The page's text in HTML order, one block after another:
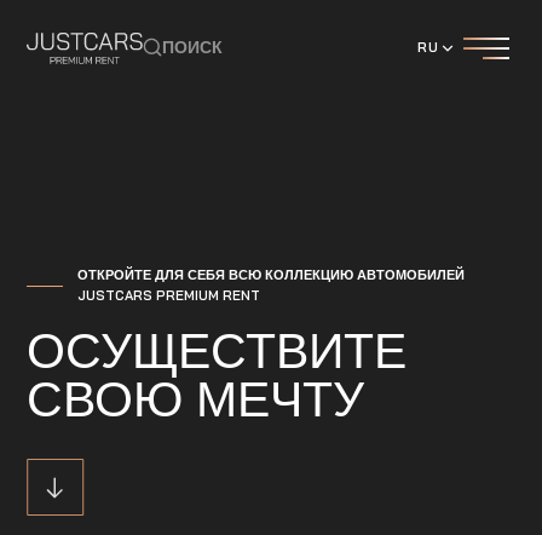
ПОИСК RU
ОТКРОЙТЕ ДЛЯ СЕБЯ ВСЮ КОЛЛЕКЦИЮ АВТОМОБИЛЕЙ
JUSTCARS PREMIUM RENT
ОСУЩЕСТВИТЕ
СВОЮ МЕЧТУ